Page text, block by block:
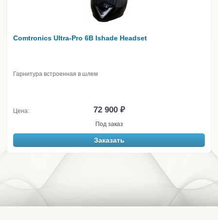
Comtronics Ultra-Pro 6B Ishade Headset
Гарнитура встроенная в шлем
Цена: 72 900 ₽
Под заказ
Заказать